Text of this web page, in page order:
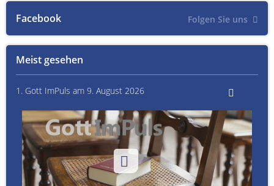
Meist gesehen
1. Gott ImPuls am 9. August 2026
Facebook Folgen Sie uns